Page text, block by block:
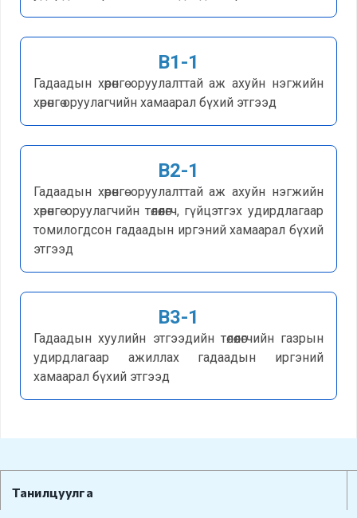
жагсаалт
Хилийн боомт,
орон нутаг
Иргэний
харьяалал
Хүүхэд үрчлэлт
Төрийн бус
байгууллаг
а
Иргэний харьяалал
Зөрчил шийдвэрлэх
Зөрчил шийдвэрлэх
Гадаадын иргэнийг
Монгол Улсаас
Монгол Улсаас
B1-1
Гадаадын хөрөнгө оруулалттай аж ахуйн нэгжийн
хөрөнгө оруулагчийн хамаарал бүхий этгээд
B2-1
Гадаадын хөрөнгө оруулалттай аж ахуйн нэгжийн
хөрөнгө оруулагчийн төлөөлөгч, гүйцэтгэх удирдлагаар
томилогдсон гадаадын иргэний хамаарал бүхий
этгээд
B3-1
Гадаадын хуулийн этгээдийн төлөөлөгчийн газрын
удирдлагаар ажиллах гадаадын иргэний
хамаарал бүхий этгээд
Танилцуулга